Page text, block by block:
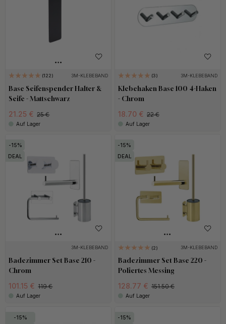
122 3M-KLEBEBAND
Base Seifenspender Halter &
Seife - Mattschwarz
21.25 € 25 €
Auf Lager
3 3M-KLEBEBAND
Klebehaken Base 100 4-Haken
- Chrom
18.70 € 22 €
Auf Lager
15
DEAL
3M-KLEBEBAND
Badezimmer Set Base 210 -
Chrom
101.15 € 119 €
Auf Lager
15
DEAL
2 3M-KLEBEBAND
Badezimmer Set Base 220 -
Poliertes Messing
128.77 € 151.50 €
Auf Lager
15
15